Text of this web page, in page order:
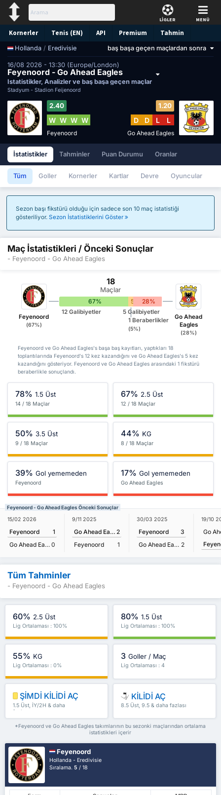
LİGLER MENÜ
Kornerler Tenis (EN) API Premium Tahmin
Hollanda / Eredivisie baş başa geçen maçlardan sonra
16/08 2026 - 13:30 (Europe/London)
Feyenoord - Go Ahead Eagles
İstatistikler, Analizler ve baş başa geçen maçlar
Stadyum - Stadion Feijenoord
2.40
W W W W
Feyenoord
1.20
D D L L
Go Ahead Eagles
İstatistikler Tahminler Puan Durumu Oranlar
Tüm Goller Kornerler Kartlar Devre Oyuncular
Sezon başı fikstürü olduğu için sadece son 10 maç istatistiği
gösteriliyor. Sezon İstatistiklerini Göster
Maç İstatistikleri / Önceki Sonuçlar
- Feyenoord - Go Ahead Eagles
Feyenoord
(67%)
18
Maçlar
67% 5% 28%
12 Galibiyetler
1 Beraberlikler
(5%)
5 Galibiyetler
Go Ahead
Eagles
(28%)
Feyenoord ve Go Ahead Eagles's başa baş kayıtları, yaptıkları 18
toplantılarında Feyenoord's 12 kez kazandığını ve Go Ahead Eagles's 5 kez
kazandığını gösteriyor. Feyenoord ve Go Ahead Eagles arasındaki 1 fikstürü
beraberlikle sonuçlandı.
78% 1.5 Üst
14 / 18 Maçlar
67% 2.5 Üst
12 / 18 Maçlar
50% 3.5 Üst
9 / 18 Maçlar
44% KG
8 / 18 Maçlar
39% Gol yememeden
Feyenoord
17% Gol yememeden
Go Ahead Eagles
Feyenoord - Go Ahead Eagles Önceki Sonuçlar
15/02 2026
Feyenoord
1
Go Ahead Eagles 0
9/11 2025
Go Ahead Eagles 2
Feyenoord
1
30/03 2025
Feyenoord
3
Go Ahead Eagles 2
19/10
Tüm Tahminler
- Feyenoord - Go Ahead Eagles
60% 2.5 Üst
Lig Ortalaması : 100%
80% 1.5 Üst
Lig Ortalaması : 100%
55% KG
Lig Ortalaması : 0%
3 Goller / Maç
Lig Ortalaması : 4
ŞİMDİ KİLİDİ AÇ
1.5 Üst, İY/2H & daha
fazlası
KİLİDİ AÇ
8.5 Üst, 9.5 & daha fazlası
*Feyenoord ve Go Ahead Eagles takımlarının bu sezonki maçlarından ortalama
istatistikleri içerir
Feyenoord
Hollanda - Eredivisie
Sıralama.5 / 18